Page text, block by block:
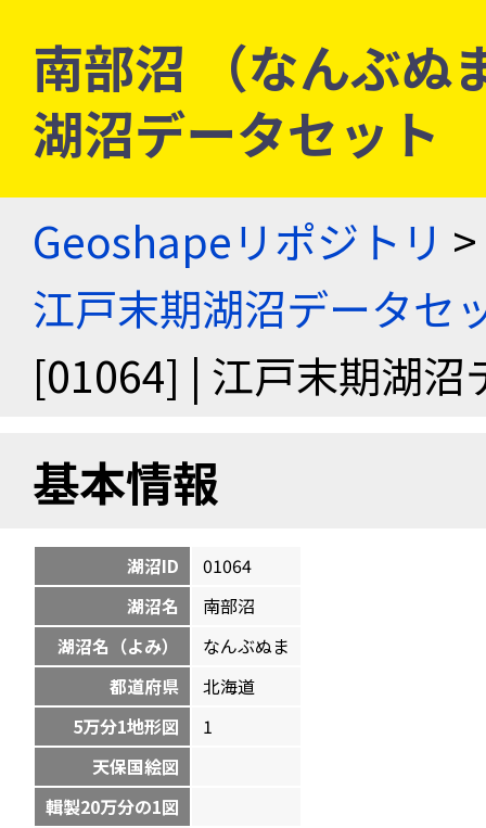
南部沼 （なんぶ
湖沼データセット
Geoshapeリポジトリ >
江戸末期湖沼データセ
[01064] | 江戸末期湖沼
基本情報
湖沼ID
01064
湖沼名
南部沼
湖沼名（よみ）
なんぶぬま
都道府県
北海道
5万分1地形図
1
天保国絵図
輯製20万分の1図